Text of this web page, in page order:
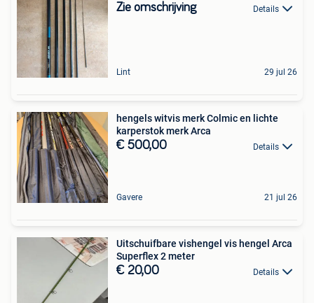
Zie omschrijving Details
Lint 29 jul 26
hengels witvis merk Colmic en lichte
karperstok merk Arca
€ 500,00 Details
Gavere 21 jul 26
Uitschuifbare vishengel vis hengel Arca
Superflex 2 meter
€ 20,00 Details